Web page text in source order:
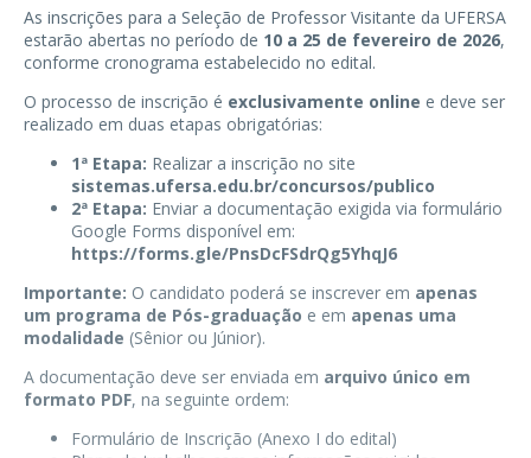
As inscrições para a Seleção de Professor Visitante da UFERSA
estarão abertas no período de 10 a 25 de fevereiro de 2026,
conforme cronograma estabelecido no edital.
O processo de inscrição é exclusivamente online e deve ser
realizado em duas etapas obrigatórias:
1ª Etapa: Realizar a inscrição no site
sistemas.ufersa.edu.br/concursos/publico
2ª Etapa: Enviar a documentação exigida via formulário
Google Forms disponível em:
https://forms.gle/PnsDcFSdrQg5YhqJ6
Importante: O candidato poderá se inscrever em apenas
um programa de Pós-graduação e em apenas uma
modalidade (Sênior ou Júnior).
A documentação deve ser enviada em arquivo único em
formato PDF, na seguinte ordem:
Formulário de Inscrição (Anexo I do edital)